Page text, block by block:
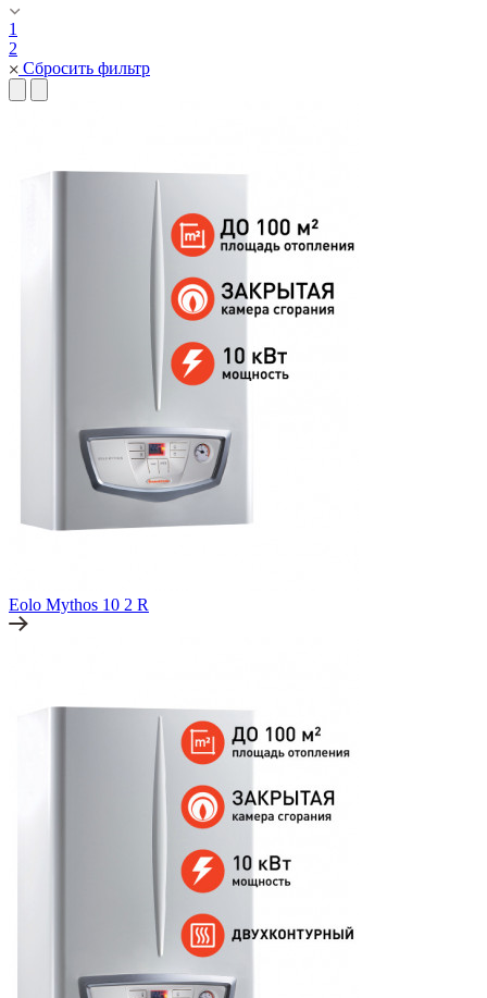
1
2
Сбросить фильтр
Eolo Mythos 10 2 R